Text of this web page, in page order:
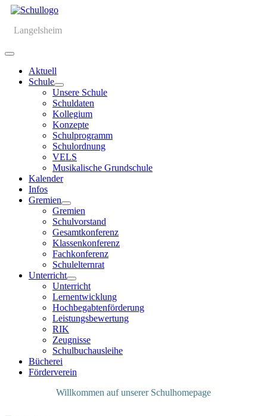
Langelsheim
Aktuell
Schule
Unsere Schule
Schuldaten
Kollegium
Konzepte
Schulprogramm
Schulordnung
VELS
Musikalische Grundschule
Kalender
Infos
Gremien
Gremien
Schulvorstand
Gesamtkonferenz
Klassenkonferenz
Fachkonferenz
Schulelternrat
Unterricht
Unterricht
Lernentwicklung
Hochbegabtenförderung
Leistungsbewertung
RIK
Zeugnisse
Schulbuchausleihe
Bücherei
Förderverein
Willkommen auf unserer Schulhomepage